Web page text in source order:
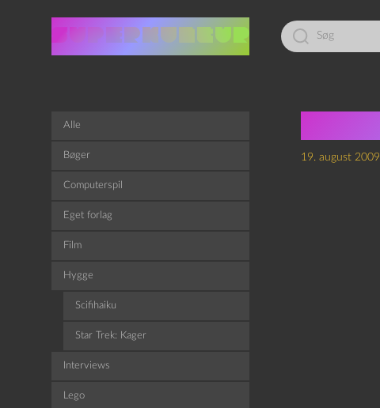
Led
efter:
19. august 2009
Alle
Bøger
Computerspil
Eget forlag
Film
Hygge
Scifihaiku
Star Trek: Kager
Interviews
Lego